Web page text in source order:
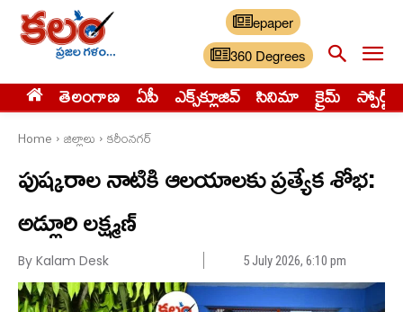
epaper
360 Degrees
తెలంగాణ ఏపీ ఎక్స్‌క్లూజివ్‌ సినిమా క్రైమ్ స్పోర్ట్స్
Home జిల్లాలు కరీంనగర్
పుష్కరాల నాటికి ఆలయాలకు ప్రత్యేక శోభ:
అడ్లూరి లక్ష్మణ్
By Kalam Desk 5 July 2026, 6:10 pm